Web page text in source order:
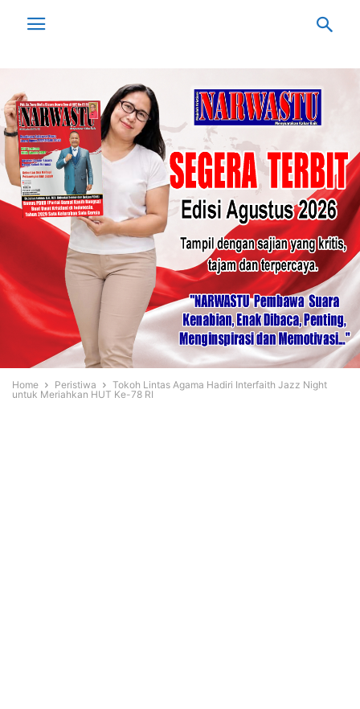
Home Peristiwa
Tokoh Lintas Agama Hadiri Interfaith Jazz Night
untuk Meriahkan HUT Ke-78 RI